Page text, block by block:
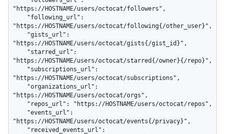
"https://HOSTNAME/users/octocat/followers",
"https://HOSTNAME/users/octocat/following{/other_user}",
"https://HOSTNAME/users/octocat/gists{/gist_id}",
"https://HOSTNAME/users/octocat/starred{/owner}{/repo}",
"https://HOSTNAME/users/octocat/subscriptions",
"https://HOSTNAME/users/octocat/orgs",
"https://HOSTNAME/users/octocat/events{/privacy}",